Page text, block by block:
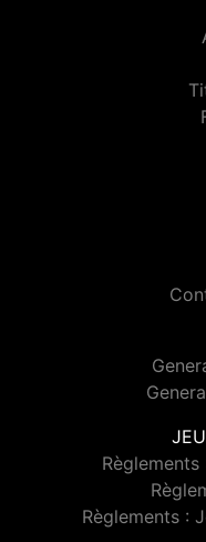
Règlements :